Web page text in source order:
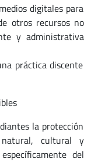
digitales para
otros recursos no
y administrativa
práctica discente
la protección
cultural y
del